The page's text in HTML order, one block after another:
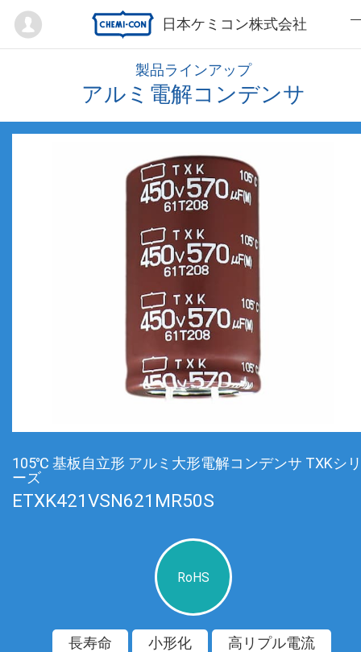
日本ケミコン株式会社
Mypage
製品ラインアップ
アルミ電解コンデンサ
105℃ 基板自立形 アルミ大形電解コンデンサ TXKシリ
ーズ
ETXK421VSN621MR50S
RoHS
長寿命 小形化
高リプル電流